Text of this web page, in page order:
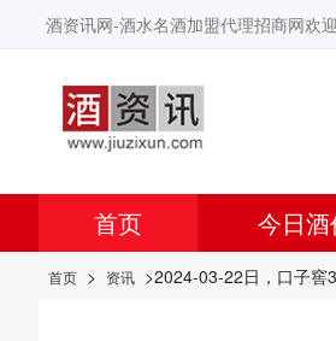
酒资讯网-酒水名酒加盟代理招商网欢
首页 今日酒
首页 > 资讯 >2024-03-22日，口子窖